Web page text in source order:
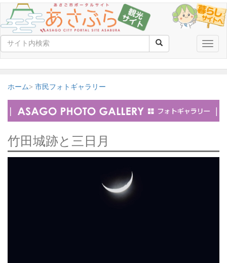
Toggle
ホーム 市民フォトギャラリー
竹田城跡と三日月